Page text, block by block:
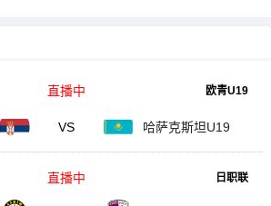
欧青U19
VS 哈萨克斯坦U19
直播中
日职联
直播中